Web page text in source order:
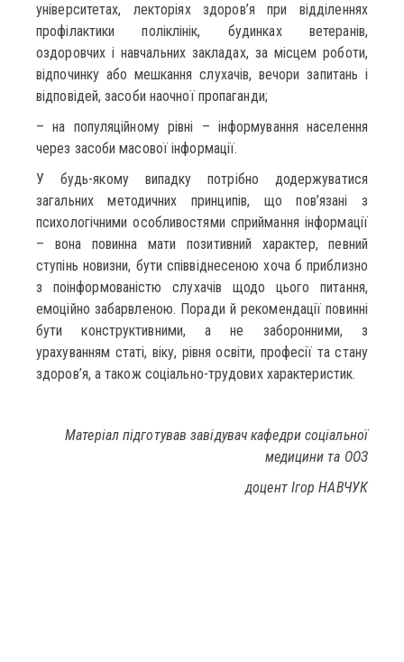
університетах, лекторіях здоров’я при відділеннях
профілактики поліклінік, будинках ветеранів,
оздоровчих і навчальних закладах, за місцем роботи,
відпочинку або мешкання слухачів, вечори запитань і
відповідей, засоби наочної пропаганди;
– на популяційному рівні – інформування населення
через засоби масової інформації.
У будь-якому випадку потрібно додержуватися
загальних методичних принципів, що пов’язані з
психологічними особливостями сприймання інформації
– вона повинна мати позитивний характер, певний
ступінь новизни, бути співвіднесеною хоча б приблизно
з поінформованістю слухачів щодо цього питання,
емоційно забарвленою. Поради й рекомендації повинні
бути конструктивними, а не заборонними, з
урахуванням статі, віку, рівня освіти, професії та стану
здоров’я, а також соціально-трудових характеристик.
Матеріал підготував завідувач кафедри соціальної
медицини та ООЗ
доцент Ігор НАВЧУК